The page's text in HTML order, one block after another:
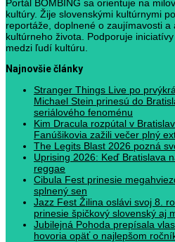
Portál BOMBING sa orientuje na
kultúry. Žije slovenskými kultúrnymi
reportáže, doplnené o zaujímavosti a
kultúrneho života. Podporuje
medzi ľudí kultúru.
Najnovšie články
Stranger Things Live po
Michael Stein prinesú do
seriálového fenoménu
Kim Dracula rozpútal v
Fanúšikovia zažili večer plný
The Legits Blast 2026 pozná
Uprising 2026: Keď Bratislava
reggae
Cibula Fest prinesie
splnený sen
Jazz Fest Žilina oslávi svoj 8.
prinesie špičkový slovenský aj
Jubilejná Pohoda prepísala
hovoria opäť o najlepšom